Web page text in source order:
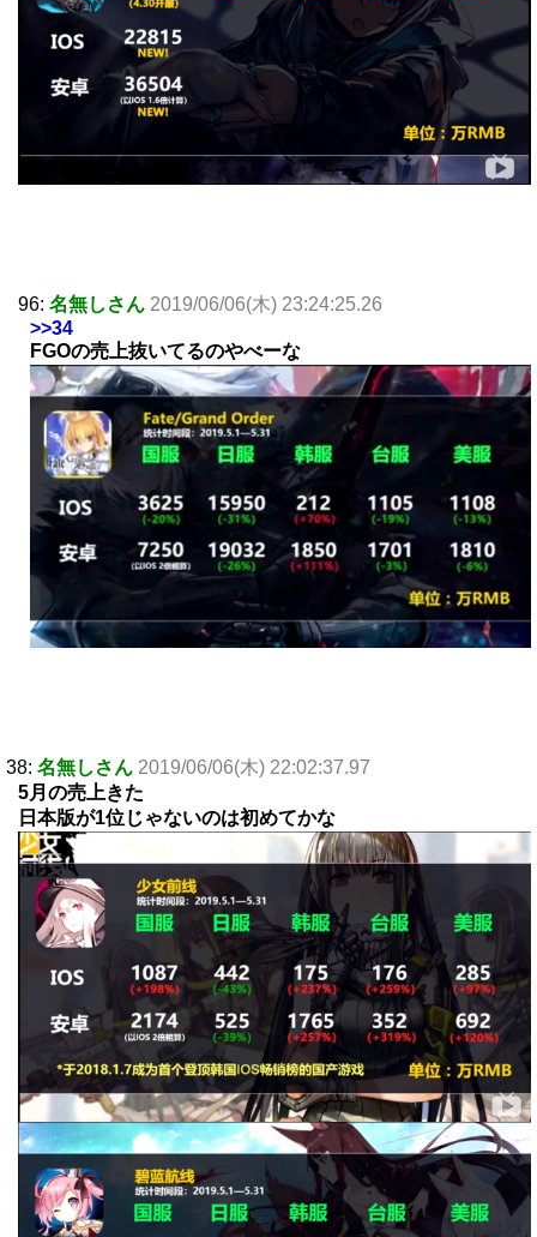
96: 名無しさん 2019/06/06(木) 23:24:25.26
>>34
FGOの売上抜いてるのやべーな
38: 名無しさん 2019/06/06(木) 22:02:37.97
5月の売上きた
日本版が1位じゃないのは初めてかな